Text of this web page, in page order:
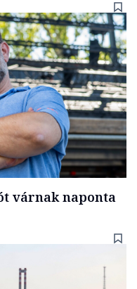
várnak naponta